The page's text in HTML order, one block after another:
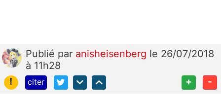
Publié par anisheisenberg le 26/07/2018
à 11h28
!
citer + -